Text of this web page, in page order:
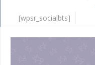
[wpsr_socialbts]